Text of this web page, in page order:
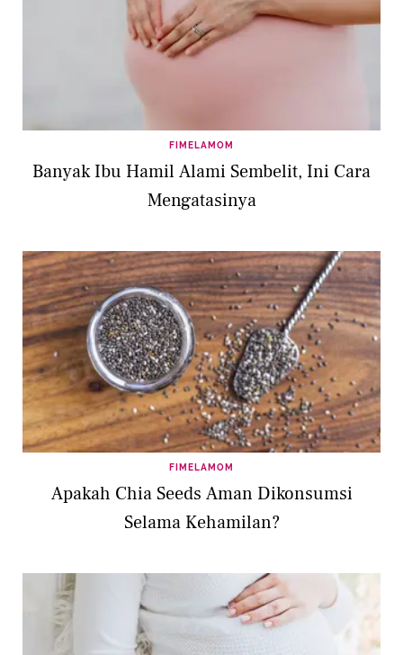
FIMELAMOM
Banyak Ibu Hamil Alami Sembelit, Ini Cara
Mengatasinya
FIMELAMOM
Apakah Chia Seeds Aman Dikonsumsi
Selama Kehamilan?